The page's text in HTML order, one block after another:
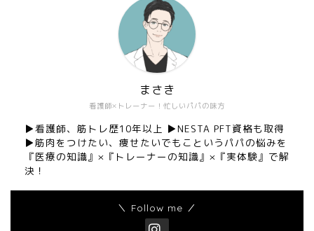
看護師×トレーナー！忙しいパパの味方
まさき
▶︎看護師、筋トレ歴10年以上 ▶︎NESTA PFT資格も取得
▶︎筋肉をつけたい、痩せたいでもこというパパの悩みを
『医療の知識』×『トレーナーの知識』×『実体験』で解
決！
＼ Follow me ／